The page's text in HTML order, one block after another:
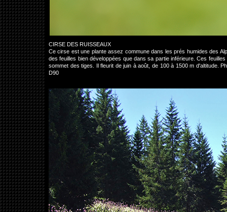
CIRSE DES RUISSEAUX
Ce cirse est une plante assez commune dans les prés humides des
des feuilles bien développées que dans sa partie inférieure. Ces
sommet des tiges. Il fleurit de juin à août, de 100 à 1500 m d'altitude.
D90